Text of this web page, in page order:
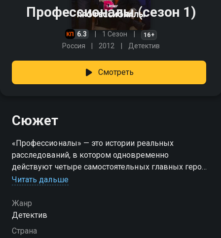
Профессионалы (сезон 1)
6.3 1 Сезон 16+
Россия 2012 Детектив
Смотреть
Сюжет
«Профессионалы» — это истории реальных
расследований, в котором одновременно
действуют четыре самостоятельных главных героя:
частный детектив, следователь прокуратуры,
Героям предстоит раскрывать самые разные
преступления, начиная от мелкой аферы и
заканчивая жестоким убийством. Главное, чтобы в
Читать дальше
Жанр
Детектив
Страна